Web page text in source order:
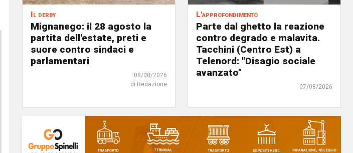
Il derby
Mignanego: il 28 agosto la
partita dell'estate, preti e
suore contro sindaci e
parlamentari
08/08/2026
di Redazione
L'approfondimento
Parte dal ghetto la reazione
contro degrado e malavita.
Tacchini (Centro Est) a
Telenord: "Disagio sociale
avanzato"
07/08/2026